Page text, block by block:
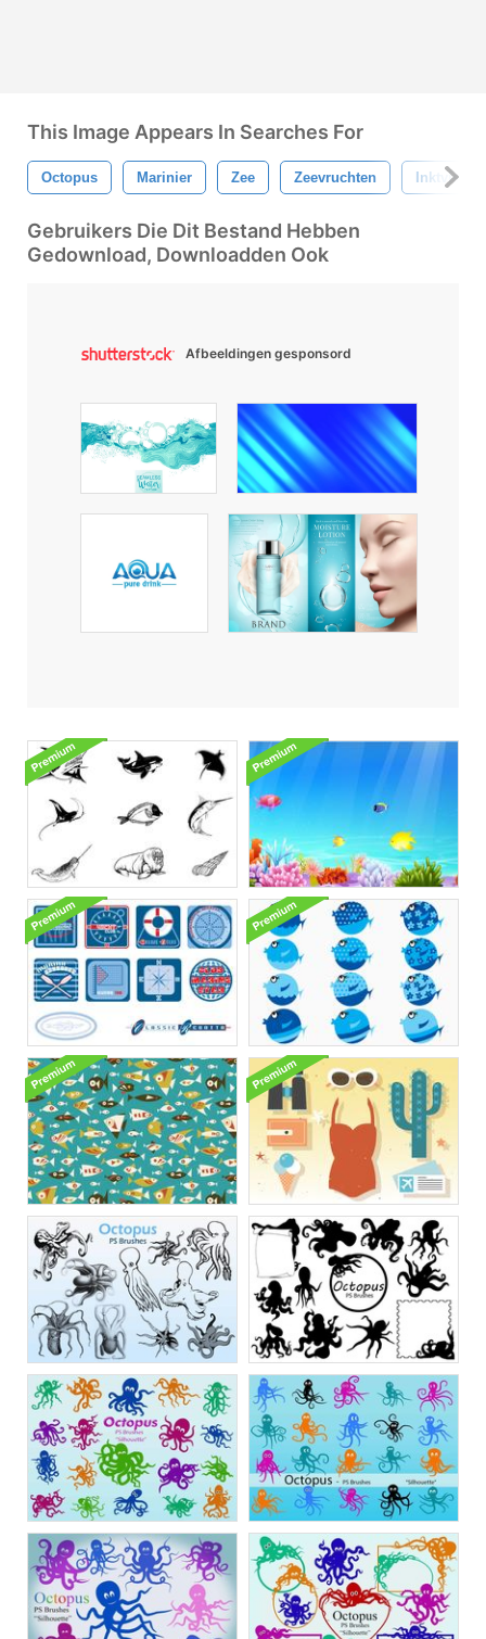
This Image Appears In Searches For
Octopus Marinier Zee Zeevruchten Inktvis
Gebruikers Die Dit Bestand Hebben
Gedownload, Downloadden Ook
Afbeeldingen gesponsord